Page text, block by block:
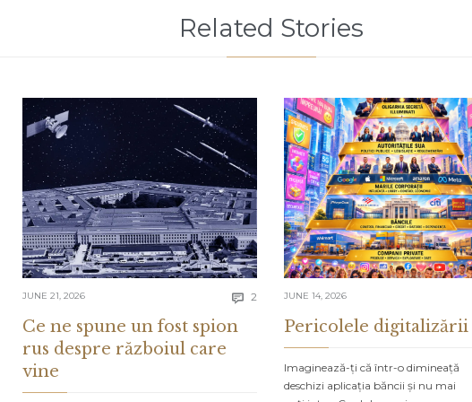
Related Stories
Comments
JUNE 21, 2026  2 Comments
Ce ne spune un fost spion
rus despre războiul care
vine
JUNE 14, 2026
Pericolele digitalizării
Imaginează-ți că într-o dimineață
deschizi aplicația băncii și nu mai